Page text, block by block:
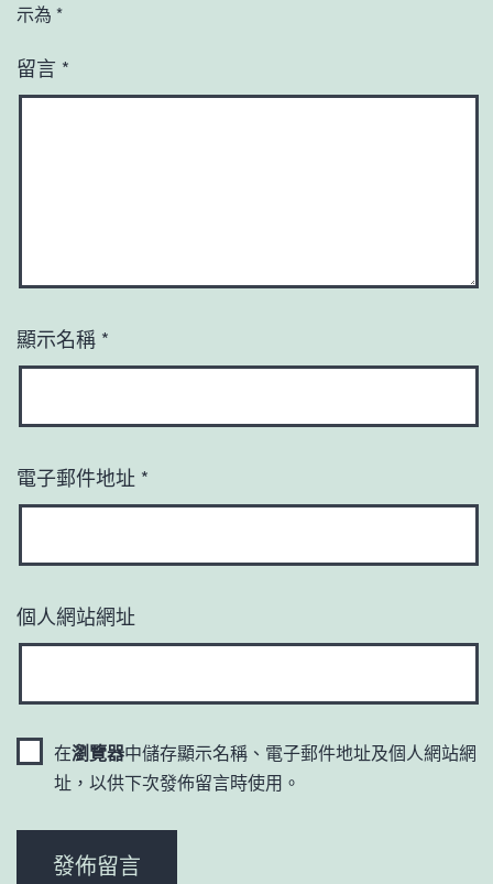
示為 *
留言 *
顯示名稱 *
電子郵件地址 *
個人網站網址
在瀏覽器中儲存顯示名稱、電子郵件地址及個人網站網
址，以供下次發佈留言時使用。